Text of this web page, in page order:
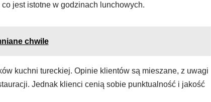
jest istotne w godzinach lunchowych.
chwile
kuchni tureckiej. Opinie klientów są mieszane, z uwagi
Jednak klienci cenią sobie punktualność i jakość